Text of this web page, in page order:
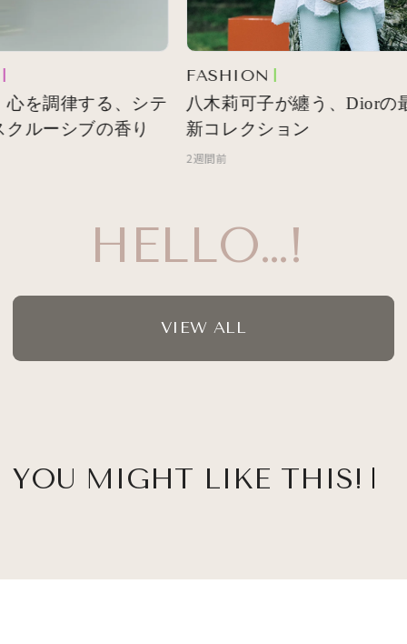
HELLO…!
調律する、シテ
ルーシブの香り
FASHION
八木莉可子が纏う、Diorの最
新コレクション
2週間前
VIEW ALL
YOU MIGHT LIKE THIS!